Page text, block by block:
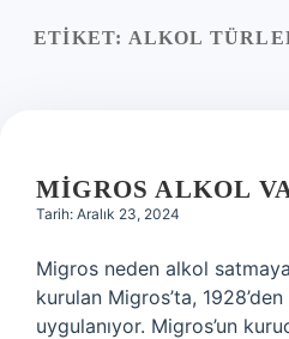
Yasal Uyarı
ETIKET: ALKOL
MIGROS ALKOL
Tarih: Aralık 23, 2024
Migros neden alkol
kurulan Migros’ta,
uygulanıyor. Migros’un